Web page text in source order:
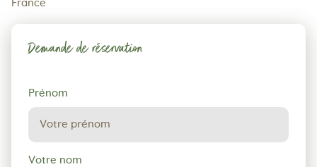
France
Demande de réservation
Demande
de
réservation
Prénom
Votre nom